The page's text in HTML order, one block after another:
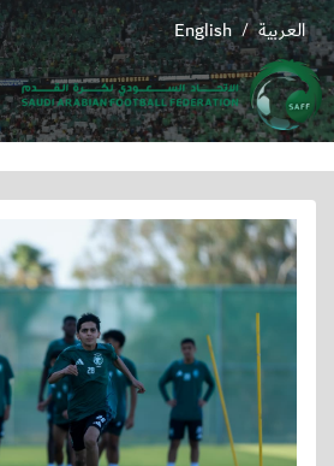
English / العربية